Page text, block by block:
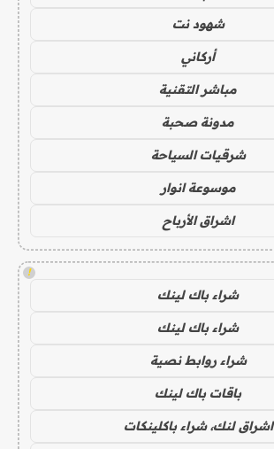
شهود نت
أركاني
مباشر التقنية
مدونة صحبة
شرقيات السياحة
موسوعة انوار
اشراق الأرباح
!
شراء باك لينك
شراء باك لينك
شراء روابط نصية
باقات باك لينك
اشراق لنك، شراء باكلينكات